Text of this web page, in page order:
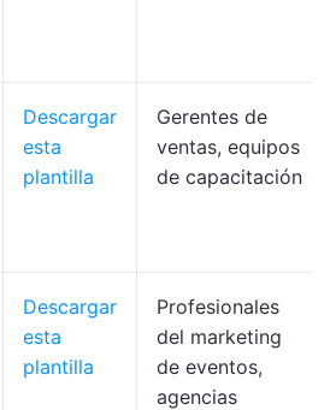
Descargar
esta
plantilla
Gerentes de
ventas, equipos
de capacitación
Descargar
esta
plantilla
Profesionales
del marketing
de eventos,
agencias